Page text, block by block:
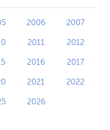
2006 2007
2011 2012
2016 2017
2021 2022
2026